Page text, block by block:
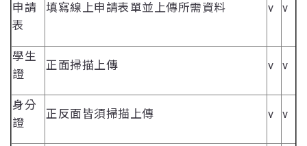
申請
表
填寫線上申請表單並上傳所需資料 v v
學生
證
正面掃描上傳 v v
身分
證
正反面皆須掃描上傳 v v